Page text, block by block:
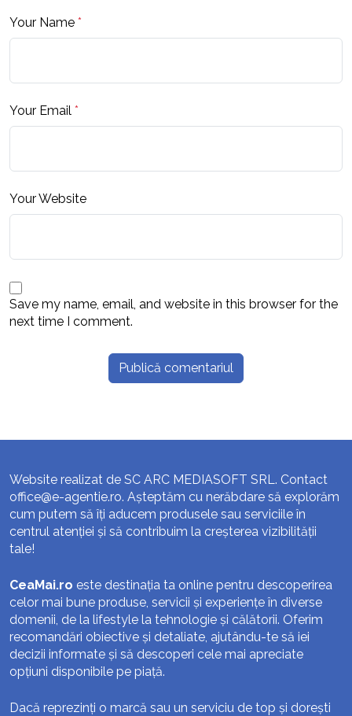
Your Name *
Your Email *
Your Website
Save my name, email, and website in this browser for the
next time I comment.
Website realizat de SC ARC MEDIASOFT SRL. Contact
office@e-agentie.ro. Așteptăm cu nerăbdare să explorăm
cum putem să îți aducem produsele sau serviciile în
centrul atenției și să contribuim la creșterea vizibilității
tale!
CeaMai.ro este destinația ta online pentru descoperirea
celor mai bune produse, servicii și experiențe în diverse
domenii, de la lifestyle la tehnologie și călătorii. Oferim
recomandări obiective și detaliate, ajutându-te să iei
decizii informate și să descoperi cele mai apreciate
opțiuni disponibile pe piață.
Dacă reprezinți o marcă sau un serviciu de top și dorești